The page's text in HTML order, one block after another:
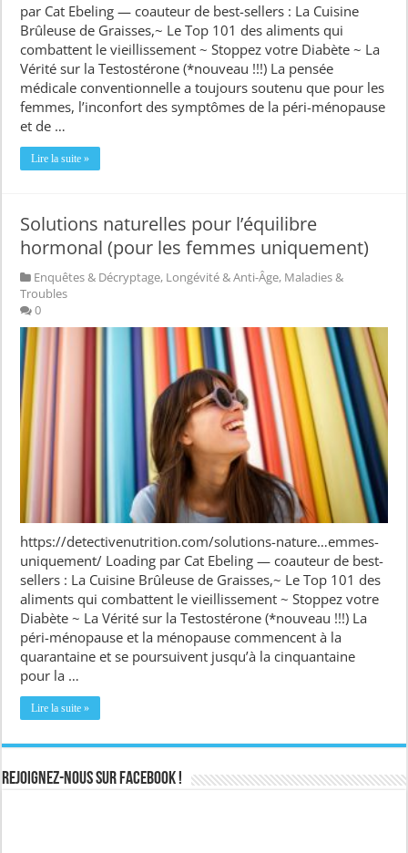
par Cat Ebeling — coauteur de best-sellers : La Cuisine
Brûleuse de Graisses,~ Le Top 101 des aliments qui
combattent le vieillissement ~ Stoppez votre Diabète ~ La
Vérité sur la Testostérone (*nouveau !!!) La pensée
médicale conventionnelle a toujours soutenu que pour les
femmes, l’inconfort des symptômes de la péri-ménopause
et de …
Lire la suite »
Solutions naturelles pour l’équilibre
hormonal (pour les femmes uniquement)
Enquêtes & Décryptage, Longévité & Anti-Âge, Maladies &
Troubles
0
https://detectivenutrition.com/solutions-nature…emmes-
uniquement/ Loading par Cat Ebeling — coauteur de best-
sellers : La Cuisine Brûleuse de Graisses,~ Le Top 101 des
aliments qui combattent le vieillissement ~ Stoppez votre
Diabète ~ La Vérité sur la Testostérone (*nouveau !!!) La
péri-ménopause et la ménopause commencent à la
quarantaine et se poursuivent jusqu’à la cinquantaine
pour la …
Lire la suite »
Rejoignez-nous sur Facebook !